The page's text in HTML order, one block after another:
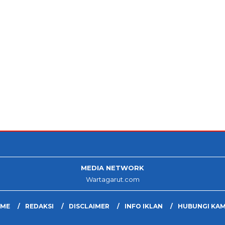
MEDIA NETWORK
Wartagarut.com
REDAKSI DISCLAIMER INFO IKLAN HUBUNGI